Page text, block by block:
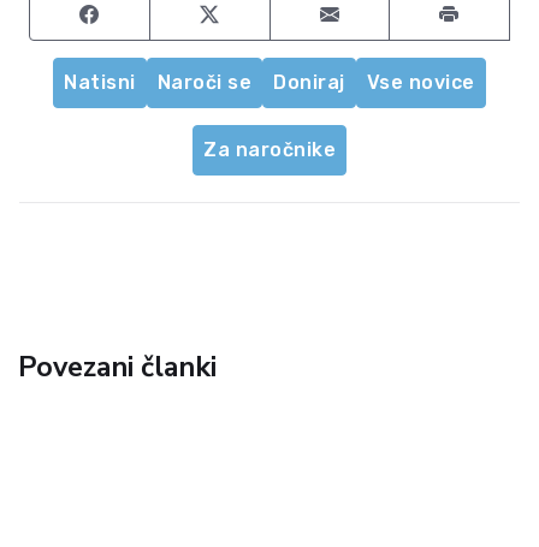
Share on FacebookShare on TwitterShare by email
Natisni Naroči se Doniraj Vse novice
Za naročnike
Povezani članki